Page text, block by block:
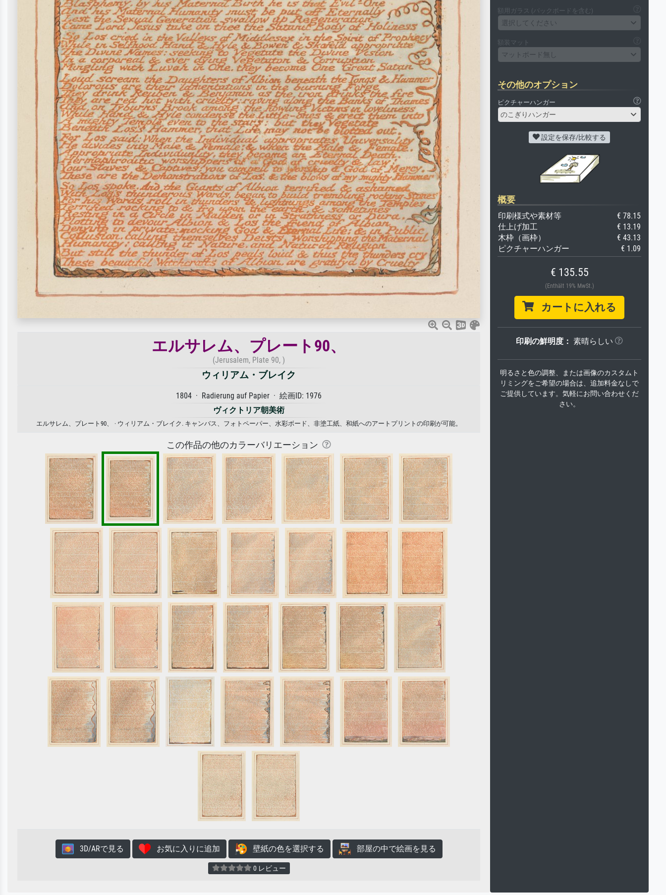
エルサレム、プレート90、
(Jerusalem, Plate 90, )
ウィリアム・ブレイク
1804 · Radierung auf Papier · 絵画ID: 1976
ヴィクトリア朝美術
エルサレム、プレート90、 · ウィリアム・ブレイク. キャンバス、フォトペーパー、水彩ボード、非塗工紙、和紙へのアートプリントの印刷が可能。
この作品の他のカラーバリエーション
3D/ARで見る お気に入りに追加 壁紙の色を選択する 部屋の中で絵画を見る
0 レビュー
額用ガラス (バックボードを含む)
選択してください
額装マット
マットボード無し
その他のオプション
ピクチャーハンガー
のこぎりハンガー
設定を保存/比較する
概要
印刷様式や素材等
€ 78.15
仕上げ加工
€ 13.19
木枠（画枠）
€ 43.13
ピクチャーハンガー
€ 1.09
€ 135.55
(Enthält 19% MwSt.)
カートに入れる
印刷の鮮明度： 素晴らしい
明るさと色の調整、または画像のカスタムト
リミングをご希望の場合は、追加料金なしで
ご提供しています。気軽にお問い合わせくだ
さい。